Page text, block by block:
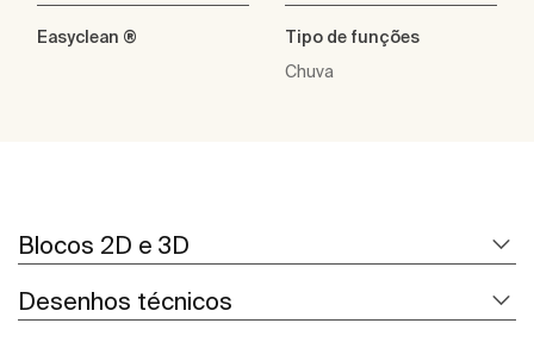
Easyclean ®
Tipo de funções
Chuva
Blocos 2D e 3D
Desenhos técnicos